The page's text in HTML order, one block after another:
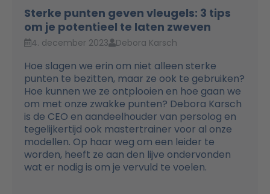
Sterke punten geven vleugels: 3 tips
om je potentieel te laten zweven
4. december 2023 Debora Karsch
Hoe slagen we erin om niet alleen sterke
punten te bezitten, maar ze ook te gebruiken?
Hoe kunnen we ze ontplooien en hoe gaan we
om met onze zwakke punten? Debora Karsch
is de CEO en aandeelhouder van persolog en
tegelijkertijd ook mastertrainer voor al onze
modellen. Op haar weg om een leider te
worden, heeft ze aan den lijve ondervonden
wat er nodig is om je vervuld te voelen.